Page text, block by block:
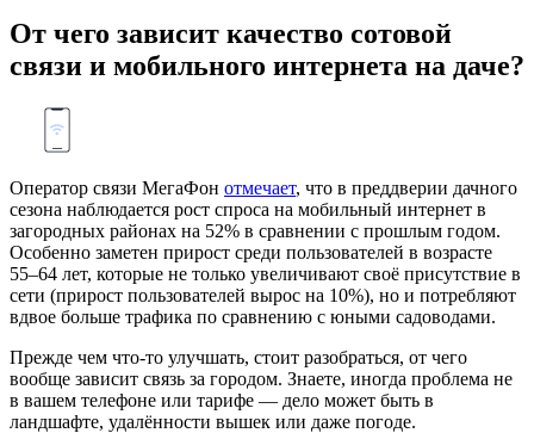
От чего зависит качество сотовой
связи и мобильного интернета на даче?
Оператор связи МегаФон отмечает, что в преддверии дачного
сезона наблюдается рост спроса на мобильный интернет в
загородных районах на 52% в сравнении с прошлым годом.
Особенно заметен прирост среди пользователей в возрасте
55–64 лет, которые не только увеличивают своё присутствие в
сети (прирост пользователей вырос на 10%), но и потребляют
вдвое больше трафика по сравнению с юными садоводами.
Прежде чем что-то улучшать, стоит разобраться, от чего
вообще зависит связь за городом. Знаете, иногда проблема не
в вашем телефоне или тарифе — дело может быть в
ландшафте, удалённости вышек или даже погоде.